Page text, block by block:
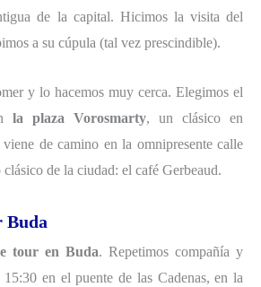
de la capital. Hicimos la visita del
a su cúpula (tal vez prescindible).
y lo hacemos muy cerca. Elegimos el
la plaza Vorosmarty, un clásico en
de camino en la omnipresente calle
de la ciudad: el café Gerbeaud.
Buda
tour en Buda. Repetimos compañía y
en el puente de las Cadenas, en la